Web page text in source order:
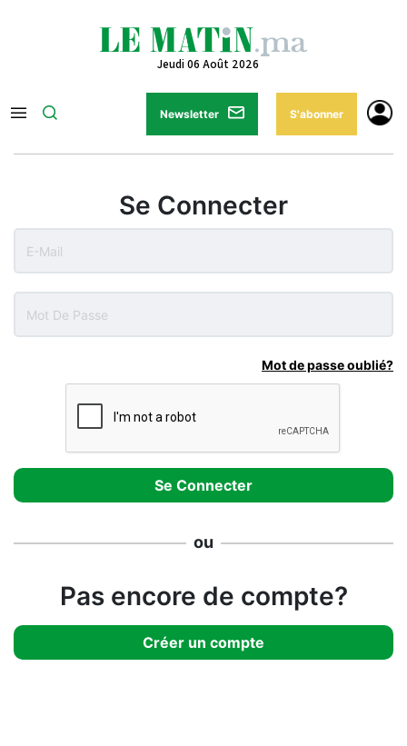
Jeudi 06 Août 2026
Newsletter S'abonner
Se Connecter
Mot de passe oublié?
ou
Pas encore de compte?
Créer un compte